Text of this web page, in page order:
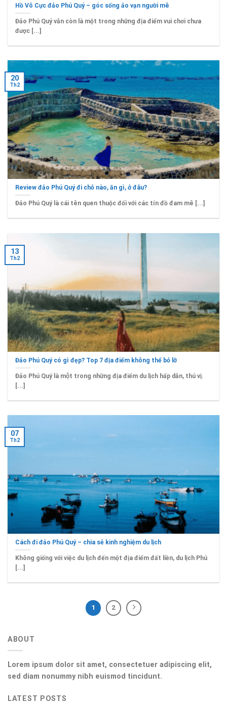
Hồ Vô Cực đảo Phú Quý – góc sống ảo vạn người mê
Đảo Phú Quý vẫn còn là một trong những địa điểm vui chơi chưa
được [...]
Review đảo Phú Quý đi chỗ nào, ăn gì, ở đâu?
Đảo Phú Quý là cái tên quen thuộc đối với các tín đồ đam mê [...]
20
Th2
Đảo Phú Quý có gì đẹp? Top 7 địa điểm không thể bỏ lỡ
Đảo Phú Quý là một trong những địa điểm du lịch hấp dẫn, thú vị.
[...]
13
Th2
Cách đi đảo Phú Quý – chia sẻ kinh nghiệm du lịch
Không giống với việc du lịch đến một địa điểm đất liền, du lịch Phú
[...]
07
Th2
1 2
ABOUT
Lorem ipsum dolor sit amet, consectetuer adipiscing elit,
sed diam nonummy nibh euismod tincidunt.
LATEST POSTS